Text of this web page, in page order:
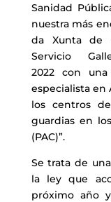
Sanidad
nuestra más
da Xunta de
Servicio
2022 con
especialista en
los centros
guardias en
(PAC)”.
Se trata de
la ley que
próximo año